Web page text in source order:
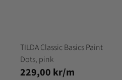
TILDA Classic Basics Paint
Dots, pink
229,00 kr/m